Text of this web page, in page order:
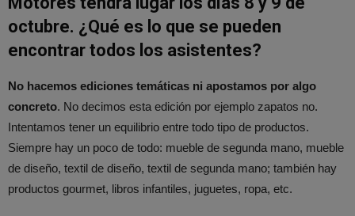
octubre. ¿Qué es lo que se pueden
encontrar todos los asistentes?
No hacemos ediciones temáticas ni apostamos por algo
concreto. No decimos esta edición por ejemplo zapatos no.
Intentamos tener un equilibrio entre todo tipo de productos.
Siempre hay un poco de todo: mueble de segunda mano, mueble
de diseño, textil de diseño, textil de segunda mano; también hay
productos gourmet, libros infantiles, juguetes, ropa, etc.